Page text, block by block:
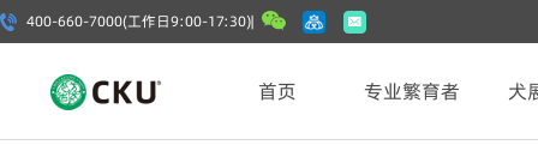
400-660-7000(工作日9:00-17:30) |
首页 专业繁育者 犬